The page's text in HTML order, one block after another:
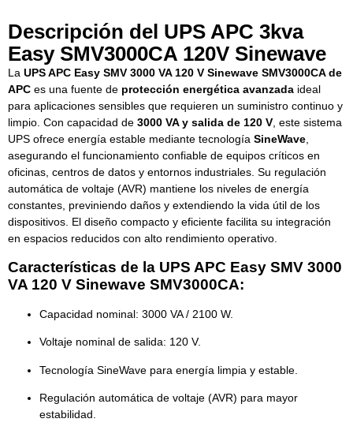
Descripción del UPS APC 3kva
Easy SMV3000CA 120V Sinewave
La UPS APC Easy SMV 3000 VA 120 V Sinewave SMV3000CA de
APC es una fuente de protección energética avanzada ideal
para aplicaciones sensibles que requieren un suministro continuo y
limpio. Con capacidad de 3000 VA y salida de 120 V, este sistema
UPS ofrece energía estable mediante tecnología SineWave,
asegurando el funcionamiento confiable de equipos críticos en
oficinas, centros de datos y entornos industriales. Su regulación
automática de voltaje (AVR) mantiene los niveles de energía
constantes, previniendo daños y extendiendo la vida útil de los
dispositivos. El diseño compacto y eficiente facilita su integración
en espacios reducidos con alto rendimiento operativo.
Características de la UPS APC Easy SMV 3000
VA 120 V Sinewave SMV3000CA:
Capacidad nominal: 3000 VA / 2100 W.
Voltaje nominal de salida: 120 V.
Tecnología SineWave para energía limpia y estable.
Regulación automática de voltaje (AVR) para mayor
estabilidad.